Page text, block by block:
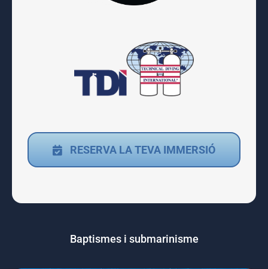
RESERVA LA TEVA IMMERSIÓ
Baptismes i submarinisme